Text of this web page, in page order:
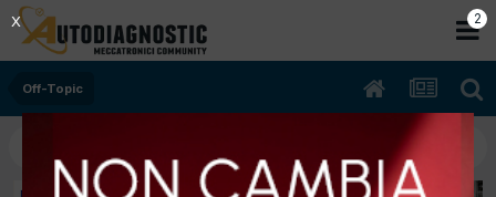
Off-Topic
2
X